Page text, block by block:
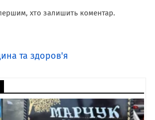
хто залишить коментар.
та здоров'я